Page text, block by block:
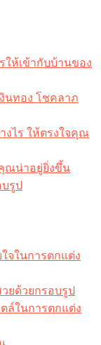
ให้เข้ากับบ้านของ
นทอง โชคลาภ
งไร ให้ตรงใจคุณ
ณน่าอยู่ยิ่งขึ้น
บรูป
จในการตกแต่ง
ยด้วยกรอบรูป
ล์ในการตกแต่ง